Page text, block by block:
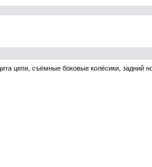
цепи, съёмные боковые колёсики, задний